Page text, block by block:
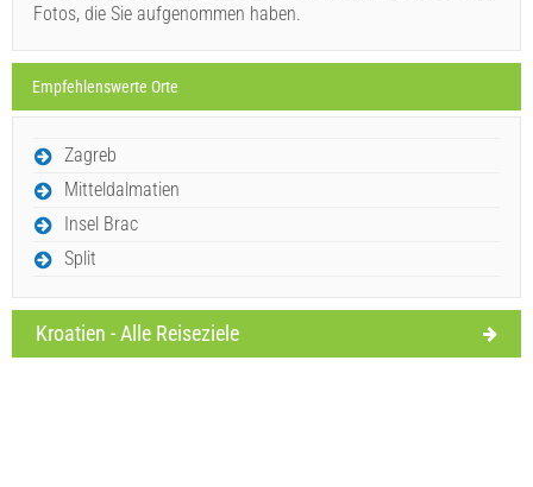
Fotos, die Sie aufgenommen haben.
Empfehlenswerte Orte
Zagreb
Mitteldalmatien
Insel Brac
Split
Kroatien - Alle Reiseziele